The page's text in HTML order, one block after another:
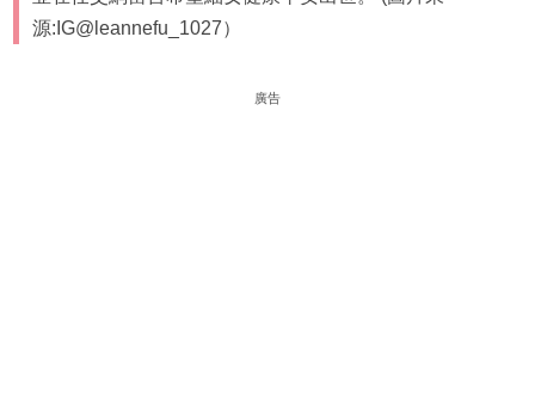
源:IG@leannefu_1027）
廣告